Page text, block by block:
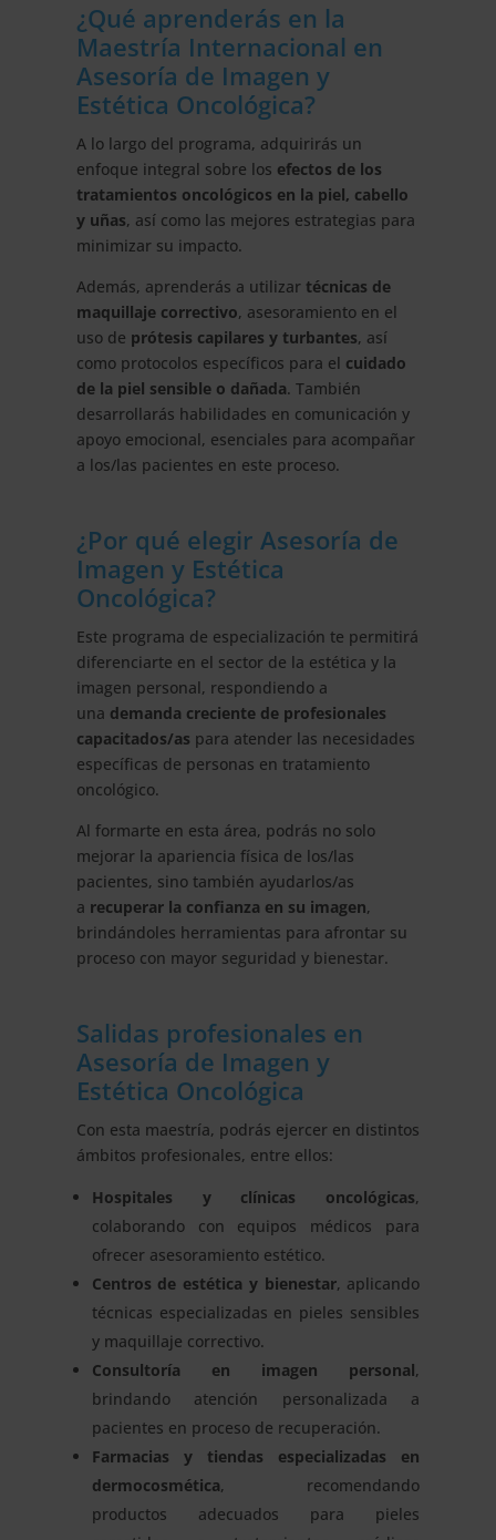
¿Qué aprenderás en la
Maestría Internacional en
Asesoría de Imagen y
Estética Oncológica?
A lo largo del programa, adquirirás un
enfoque integral sobre los efectos de los
tratamientos oncológicos en la piel, cabello
y uñas, así como las mejores estrategias para
minimizar su impacto.
Además, aprenderás a utilizar técnicas de
maquillaje correctivo, asesoramiento en el
uso de prótesis capilares y turbantes, así
como protocolos específicos para el cuidado
de la piel sensible o dañada. También
desarrollarás habilidades en comunicación y
apoyo emocional, esenciales para acompañar
a los/las pacientes en este proceso.
¿Por qué elegir Asesoría de
Imagen y Estética
Oncológica?
Este programa de especialización te permitirá
diferenciarte en el sector de la estética y la
imagen personal, respondiendo a
una demanda creciente de profesionales
capacitados/as para atender las necesidades
específicas de personas en tratamiento
oncológico.
Al formarte en esta área, podrás no solo
mejorar la apariencia física de los/las
pacientes, sino también ayudarlos/as
a recuperar la confianza en su imagen,
brindándoles herramientas para afrontar su
proceso con mayor seguridad y bienestar.
Salidas profesionales en
Asesoría de Imagen y
Estética Oncológica
Con esta maestría, podrás ejercer en distintos
ámbitos profesionales, entre ellos:
Hospitales y clínicas oncológicas,
colaborando con equipos médicos para
ofrecer asesoramiento estético.
Centros de estética y bienestar, aplicando
técnicas especializadas en pieles sensibles
y maquillaje correctivo.
Consultoría en imagen personal,
brindando atención personalizada a
pacientes en proceso de recuperación.
Farmacias y tiendas especializadas en
dermocosmética, recomendando
productos adecuados para pieles